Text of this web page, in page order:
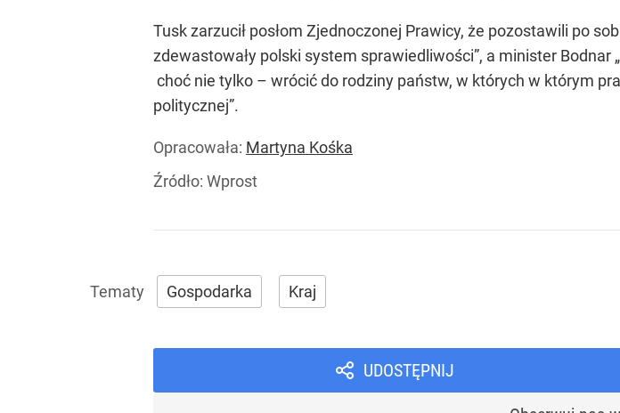
Tusk zarzucił posłom Zjednoczonej Prawicy, że pozostawili po
zdewastowały polski system sprawiedliwości”, a minister
choć nie tylko – wrócić do rodziny państw, w których w którym
politycznej”.
Opracowała: Martyna Kośka
Źródło: Wprost
Gospodarka Kraj
UDOSTĘPNIJ